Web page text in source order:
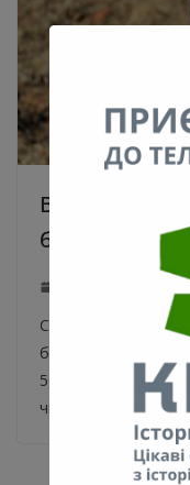
В Киеве с
более 500
С начала года
больница
500 бездомных
численности